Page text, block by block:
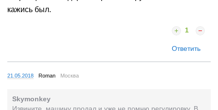
кажись был.
1
Ответить
21.05.2018 Roman Москва
Skymonkey